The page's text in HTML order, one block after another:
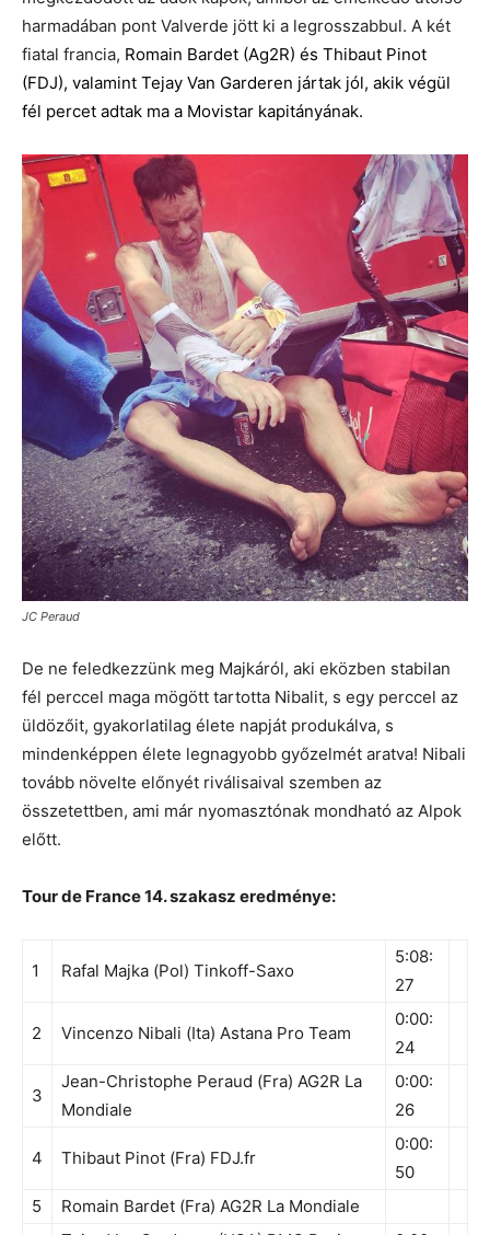
harmadában pont Valverde jött ki a legrosszabbul. A két
fiatal francia, Romain Bardet (Ag2R) és Thibaut Pinot
(FDJ), valamint Tejay Van Garderen jártak jól, akik végül
fél percet adtak ma a Movistar kapitányának.
JC Peraud
De ne feledkezzünk meg Majkáról, aki eközben stabilan
fél perccel maga mögött tartotta Nibalit, s egy perccel az
üldözőit, gyakorlatilag élete napját produkálva, s
mindenképpen élete legnagyobb győzelmét aratva! Nibali
tovább növelte előnyét riválisaival szemben az
összetettben, ami már nyomasztónak mondható az Alpok
előtt.
Tour de France 14. szakasz eredménye:
1 Rafal Majka (Pol) Tinkoff-Saxo
5:08:
27
2 Vincenzo Nibali (Ita) Astana Pro Team
0:00:
24
3
Jean-Christophe Peraud (Fra) AG2R La
Mondiale
0:00:
26
4 Thibaut Pinot (Fra) FDJ.fr
0:00:
50
5
Romain Bardet (Fra) AG2R La Mondiale